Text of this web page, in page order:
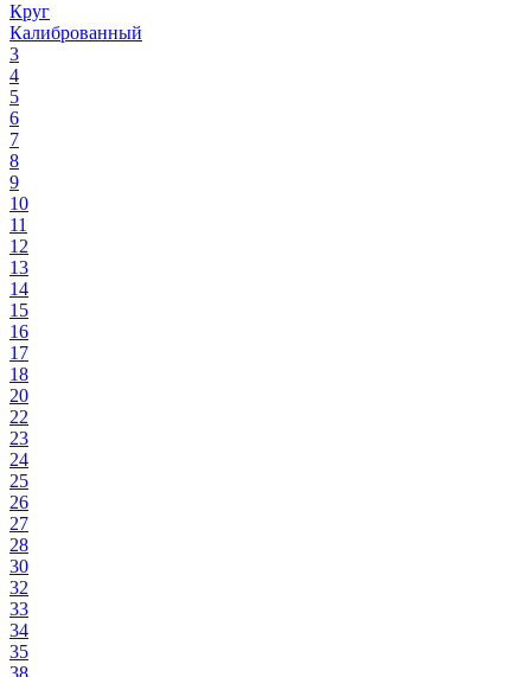
Круг
Калиброванный
3
4
5
6
7
8
9
10
11
12
13
14
15
16
17
18
20
22
23
24
25
26
27
28
30
32
33
34
35
38